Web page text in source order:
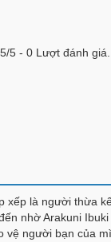
5/5- 0Lượt đánh giá.
xếp là người thừa
nhờ Arakuni Ibuki
vệ người bạn của